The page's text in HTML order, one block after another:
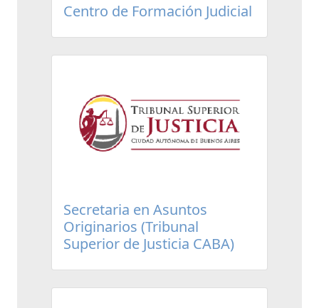
Centro de Formación Judicial
Secretaria en Asuntos
Originarios (Tribunal
Superior de Justicia CABA)